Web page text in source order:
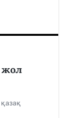
жол